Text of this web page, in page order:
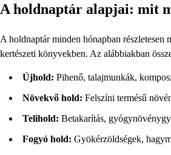
A holdnaptár alapjai: mit
A holdnaptár minden hónapban
kertészeti könyvekben. Az alábbiakban
Újhold: Pihenő, talajmunkák,
Növekvő hold: Felszíni termésű
Telihold: Betakarítás,
Fogyó hold: Gyökérzöldségek,